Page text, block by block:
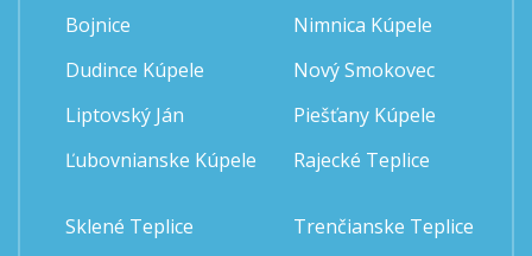
Bojnice
Dudince Kúpele
Liptovský Ján
Ľubovnianske Kúpele
Nimnica Kúpele
Nový Smokovec
Piešťany Kúpele
Rajecké Teplice
Sklené Teplice
Trenčianske Teplice